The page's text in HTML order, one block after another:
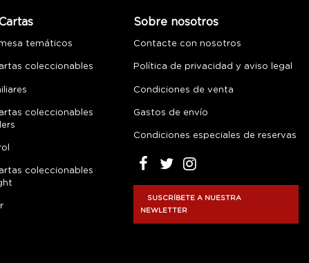
temáticos
coleccionables
coleccionables
coleccionables
Sobre nosotros
Contacte con nosotros
Política de privacidad y aviso legal
Condiciones de venta
Gastos de envío
Condiciones especiales de reservas
SUSCRÍBETE A NUESTRA
NEWLETTER